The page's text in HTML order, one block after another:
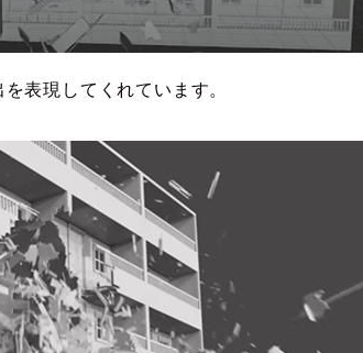
表現してくれています。